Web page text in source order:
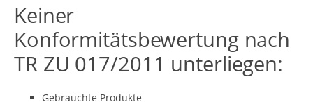
Keiner
Konformitätsbewertung nach
TR ZU 017/2011 unterliegen:
Gebrauchte Produkte